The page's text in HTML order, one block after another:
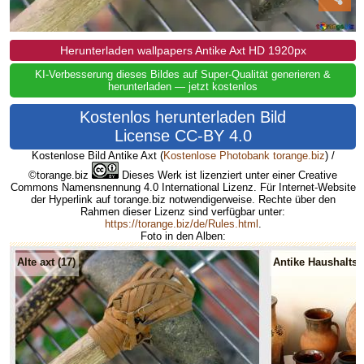
Herunterladen wallpapers Antike Axt HD 1920px
KI-Verbesserung dieses Bildes auf Super-Qualität generieren &
herunterladen — jetzt kostenlos
Kostenlos herunterladen Bild
License CC-BY 4.0
Kostenlose Bild Antike Axt (Kostenlose Photobank torange.biz) /
©torange.biz
Dieses Werk ist lizenziert unter einer Creative
Commons Namensnennung 4.0 International Lizenz. Für Internet-Website
der Hyperlink auf torange.biz notwendigerweise. Rechte über den
Rahmen dieser Lizenz sind verfügbar unter:
https://torange.biz/de/Rules.html
Foto in den Alben:
Alte axt (17) Antike